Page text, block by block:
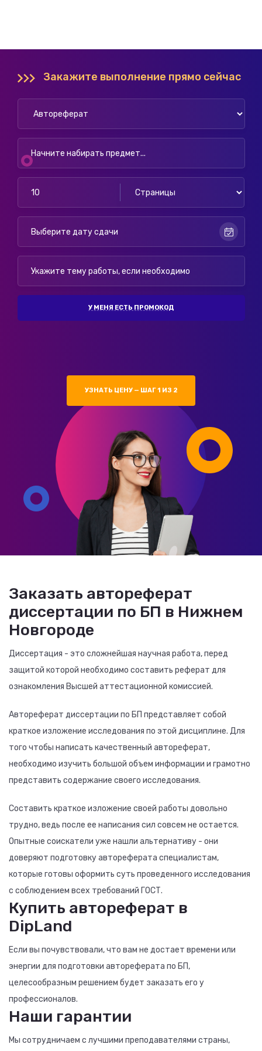
Закажите выполнение прямо сейчас
У МЕНЯ ЕСТЬ ПРОМОКОД
УЗНАТЬ ЦЕНУ — ШАГ 1 ИЗ 2
Заказать автореферат
диссертации по БП в Нижнем
Новгороде
Диссертация - это сложнейшая научная работа, перед
защитой которой необходимо составить реферат для
ознакомления Высшей аттестационной комиссией.
Автореферат диссертации по БП представляет собой
краткое изложение исследования по этой дисциплине. Для
того чтобы написать качественный автореферат,
необходимо изучить большой объем информации и грамотно
представить содержание своего исследования.
Составить краткое изложение своей работы довольно
трудно, ведь после ее написания сил совсем не остается.
Опытные соискатели уже нашли альтернативу - они
доверяют подготовку автореферата специалистам,
которые готовы оформить суть проведенного исследования
с соблюдением всех требований ГОСТ.
Купить автореферат в
DipLand
Если вы почувствовали, что вам не достает времени или
энергии для подготовки автореферата по БП,
целесообразным решением будет заказать его у
профессионалов.
Наши гарантии
Мы сотрудничаем с лучшими преподавателями страны,